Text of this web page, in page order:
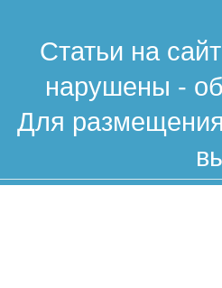
Статьи на
нарушены -
Для размещения